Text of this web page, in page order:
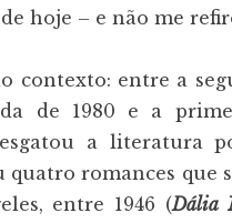
hoje – e não me
contexto: entre a
de 1980 e a
a literatura
quatro romances que
entre 1946 (Dália